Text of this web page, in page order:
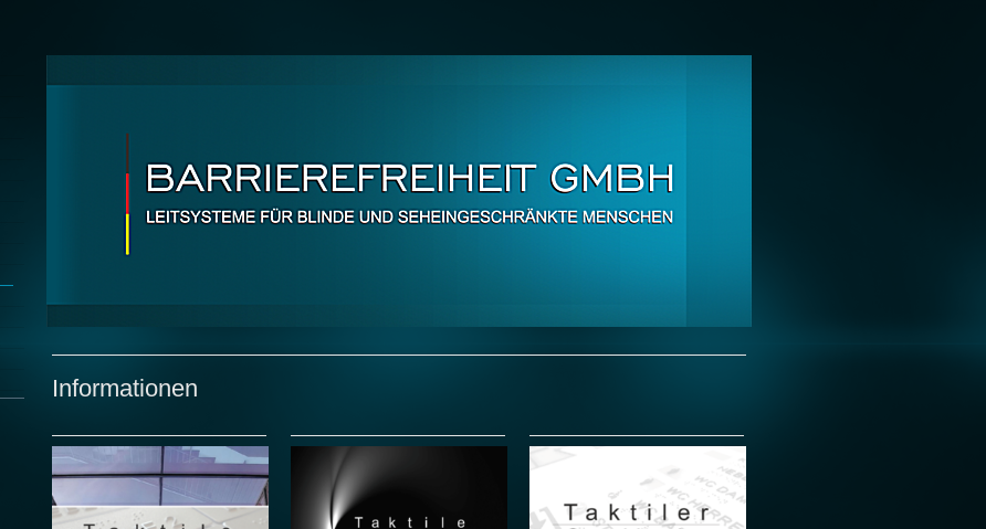
Informationen